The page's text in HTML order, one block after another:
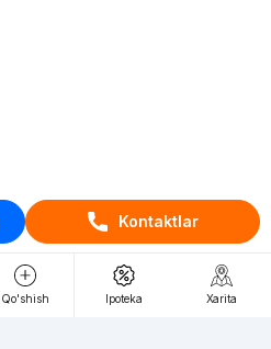
Kontaktlar
Qo'shish Ipoteka Xarita